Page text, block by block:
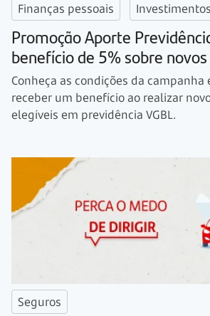
Finanças pessoais Investimentos
Promoção Aporte
benefício de 5% sobre
Conheça as condições da campanha
receber um benefício ao realizar
elegíveis em previdência VGBL.
Seguros